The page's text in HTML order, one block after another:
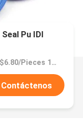
Pu IDI
Precio：$6.80/Pieces 10-499 Pieces
Contáctenos